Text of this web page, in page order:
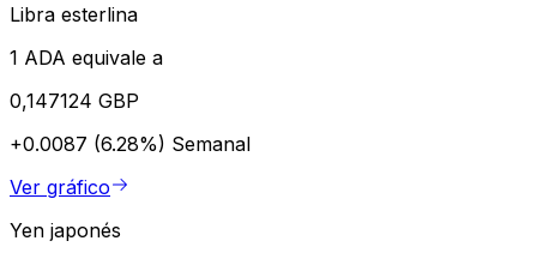
Libra esterlina
1 ADA equivale a
0,147124 GBP
+0.0087 (6.28%) Semanal
Ver gráfico
Yen japonés